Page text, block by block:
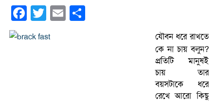
Facebook
Twitter Email
যৌবন ধরে রাখতে
কে না চায় বলুন?
প্রতিটি মানুষই
চায় তার
বয়সটাকে ধরে
রেখে আরো কিছু